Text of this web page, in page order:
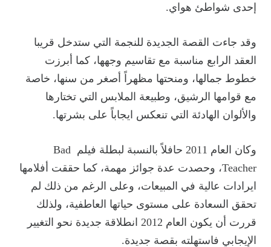
إحدى شواطئ هواي.
وقد جاءت القصة الجديدة للنجمة التي ستدخل قريبا
العقد الرابع مناسبة مع تقاسيم وجهها، كما أبرزت
خطوط جمالها، ومنحتها مظهراً أصغر من سنها، خاصة
مع قوامها الرشيق، وطبيعة الملابس التي تختارها
والألوان الهادئة التي تنعكس ايجاباً على بشرتها.
وكان العام 2011 حافلاً بالنسبة لبطلة فيلم Bad
Teacher، وحصدت عدة جوائز مهمة، كما حققت أفلامها
ايرادات عالية في المبيعات، وعلى الرغم من ذلك لم
تحقق السعادة على مستوى حياتها العاطفية، ولذلك
قررت أن يكون العام 2012 انطلاقة جديدة نحو التغيير
الإيجابي فاستهلته بقصة جديدة.